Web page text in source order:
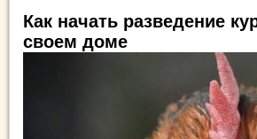
Как начать разведение
своем доме